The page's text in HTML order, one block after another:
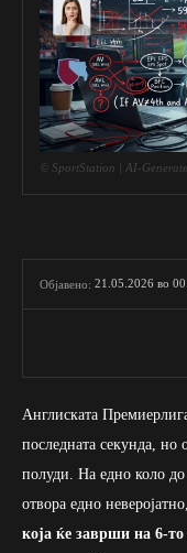
© SportStation | AI-
Објавено: 21.05.2026 во
Англиската
последната секунда, но
полуди. На едно коло до
отвора едно
која ќе заврши на 6-